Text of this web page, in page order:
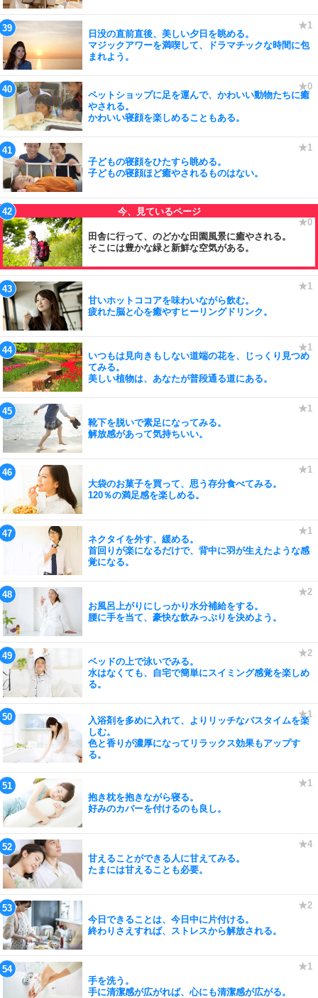
日没の直前直後、美しい夕日を眺める。
マジックアワーを満喫して、ドラマチックな時間に包
まれよう。
ペットショップに足を運んで、かわいい動物たちに癒
やされる。
かわいい寝顔を楽しめることもある。
子どもの寝顔をひたすら眺める。
子どもの寝顔ほど癒やされるものはない。
田舎に行って、のどかな田園風景に癒やされる。
そこには豊かな緑と新鮮な空気がある。
甘いホットココアを味わいながら飲む。
疲れた脳と心を癒やすヒーリングドリンク。
いつもは見向きもしない道端の花を、じっくり見つめ
てみる。
美しい植物は、あなたが普段通る道にある。
靴下を脱いで素足になってみる。
解放感があって気持ちいい。
大袋のお菓子を買って、思う存分食べてみる。
120％の満足感を楽しめる。
ネクタイを外す、緩める。
首回りが楽になるだけで、背中に羽が生えたような感
覚になる。
お風呂上がりにしっかり水分補給をする。
腰に手を当て、豪快な飲みっぷりを決めよう。
ベッドの上で泳いでみる。
水はなくても、自宅で簡単にスイミング感覚を楽しめ
る。
入浴剤を多めに入れて、よりリッチなバスタイムを楽
しむ。
色と香りが濃厚になってリラックス効果もアップす
る。
抱き枕を抱きながら寝る。
好みのカバーを付けるのも良し。
甘えることができる人に甘えてみる。
たまには甘えることも必要。
今日できることは、今日中に片付ける。
終わりさえすれば、ストレスから解放される。
手を洗う。
手に清潔感が広がれば、心にも清潔感が広がる。